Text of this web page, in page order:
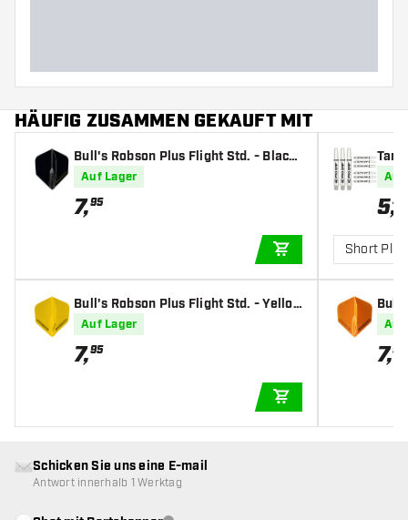
HÄUFIG ZUSAMMEN GEKAUFT MIT
Bull's Robson Plus Flight Std. - Black
- Dart Flights
Auf Lager
7,95
IN DEN
Bull's Robson Plus Flight Std. - Yello
w - Dart Flights
Auf Lager
7,95
afts
Auf
5,49
Short Plus
e -
Auf
7,95
Schicken Sie uns eine E-mail
Antwort innerhalb 1 Werktag